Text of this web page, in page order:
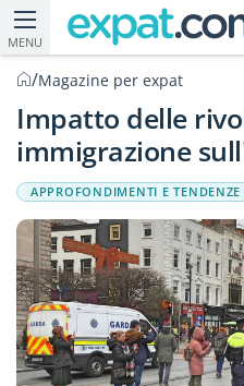
MENU
/Magazine per expat
Impatto delle
immigrazione
APPROFONDIMENTI E TENDENZE